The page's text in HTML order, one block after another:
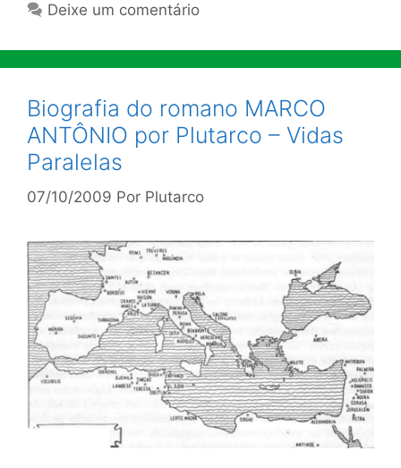
Deixe um comentário
Biografia do romano MARCO
ANTÔNIO por Plutarco – Vidas
Paralelas
07/10/2009 Por Plutarco